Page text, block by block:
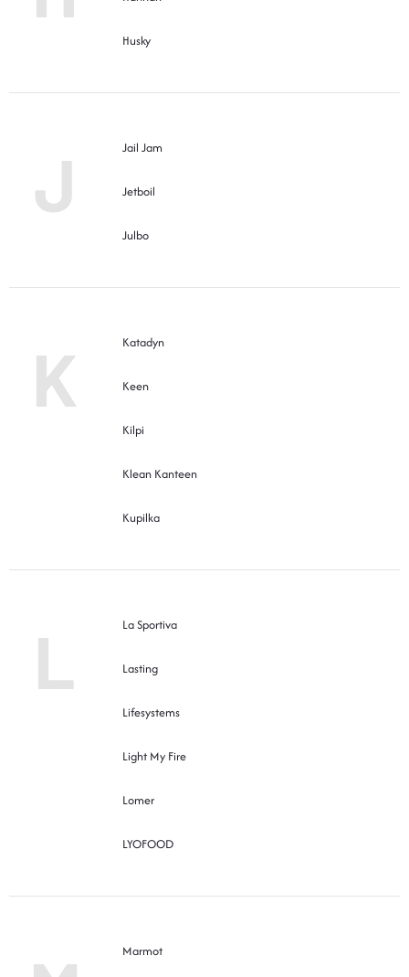
Husky
J Jail Jam
Jetboil
Julbo
K Katadyn
Keen
Kilpi
Klean Kanteen
Kupilka
L La Sportiva
Lasting
Lifesystems
Light My Fire
Lomer
LYOFOOD
Marmot